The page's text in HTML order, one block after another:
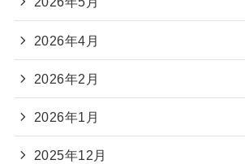
2026年4月
2026年2月
2026年1月
2025年12月